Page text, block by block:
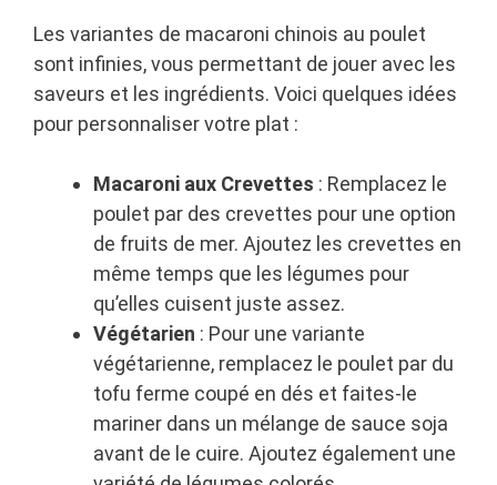
Les variantes de macaroni chinois au poulet
sont infinies, vous permettant de jouer avec les
saveurs et les ingrédients. Voici quelques idées
pour personnaliser votre plat :
Macaroni aux Crevettes : Remplacez le
poulet par des crevettes pour une option
de fruits de mer. Ajoutez les crevettes en
même temps que les légumes pour
qu’elles cuisent juste assez.
Végétarien : Pour une variante
végétarienne, remplacez le poulet par du
tofu ferme coupé en dés et faites-le
mariner dans un mélange de sauce soja
avant de le cuire. Ajoutez également une